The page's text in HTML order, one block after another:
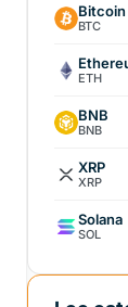
Bitcoin
BTC
ETH
BNB
BNB
XRP
XRP
Solana
SOL